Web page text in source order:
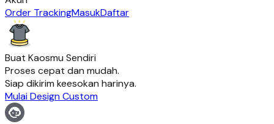
Order TrackingMasukDaftar
Buat Kaosmu Sendiri
Proses cepat dan mudah.
Siap dikirim keesokan harinya.
Mulai Design Custom